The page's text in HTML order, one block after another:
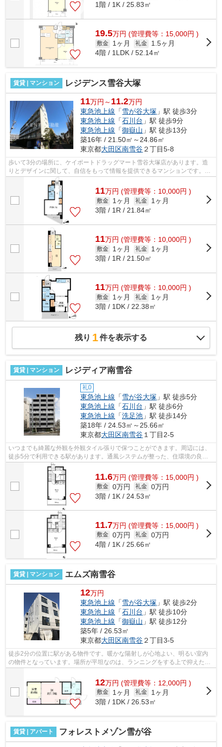
1階 / 1K / 25.83㎡
19.5万円 (管理費等：15,000円 )
敷金 1ヶ月 礼金
1.5ヶ月
4階 / 1LDK / 52.14㎡
賃貸 | マンション レジデンス雪谷大塚
11万円～ 11.2万円
東急池上線 「雪が谷大塚 」駅 徒歩3分
東急池上線 「石川台 」駅 徒歩9分
東急池上線 「御嶽山 」駅 徒歩13分
築16年 / 21.50㎡～24.86㎡
東京都大田区南雪谷２丁目5-8
歩いて3分の場所に、ケイポートドラッグマート雪谷大塚店があります。造
りとデザインに関して、自信をもって情報を提供できるマンションです。電
車での移動がより便利になる、2駅利用...
11万円 (管理費等：10,000円 )
敷金 1ヶ月 礼金
1ヶ月
3階 / 1R / 21.84㎡
11万円 (管理費等：10,000円 )
敷金 1ヶ月 礼金
1ヶ月
3階 / 1R / 21.50㎡
11万円 (管理費等：10,000円 )
敷金 1ヶ月 礼金
1ヶ月
3階 / 1DK / 22.38㎡
残り 1件を表示する
賃貸 | マンション レジディア南雪谷
礼0
東急池上線 「雪が谷大塚 」駅 徒歩5分
東急池上線 「石川台 」駅 徒歩6分
東急池上線 「洗足池 」駅 徒歩14分
築18年 / 24.53㎡～25.66㎡
東京都大田区南雪谷１丁目2-5
いつまでも綺麗な外観を外観タイル張りで保つことができます。周辺には、
徒歩5分で利用できる駅があります。通風システムが整った、住環境の良い
安心の物件です。初期費用をカードでお...
11.6万円 (管理費等：15,000円 )
敷金 0万円 礼金 0万円
3階 / 1K / 24.53㎡
11.7万円 (管理費等：15,000円 )
敷金 0万円 礼金 0万円
4階 / 1K / 25.66㎡
賃貸 | マンション エムズ南雪谷
12万円
東急池上線 「雪が谷大塚 」駅 徒歩2分
東急池上線 「石川台 」駅 徒歩10分
東急池上線 「御嶽山 」駅 徒歩12分
築5年 / 26.53㎡
東京都大田区南雪谷２丁目3-5
徒歩2分の位置に駅がある物件です。暖かな陽射しが心地よい、明るい室内
の物件となっています。場所が平坦なのは、ランニングをする上で抑えたい
12万円 (管理費等：12,000円 )
敷金 1ヶ月 礼金
1ヶ月
3階 / 1DK / 26.53㎡
賃貸 | アパート フォレストメゾン雪が谷